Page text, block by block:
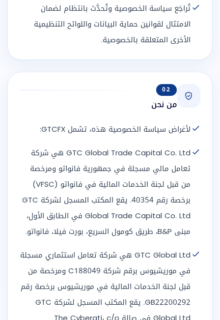
تُراجَع سياسة الخصوصية وتُحدَّث بانتظام لضمان
الامتثال لقوانين حماية البيانات واللوائح التنظيمية
الأخرى المتعلقة بالخصوصية.
02
من نحن
لأغراض سياسة الخصوصية هذه، تشمل GTCFX:
GTC Global Trade Capital Co. Ltd هي شركة
تعامل مالي مسجلة في جمهورية فانواتو ومرخصة
من قبل لجنة الخدمات المالية في فانواتو (VFSC)
برخصة رقم 40354. يقع المكتب المسجل لشركة GTC
Global Trade Capital Co. Ltd في الطابق الأول،
مبنى B&P، طريق كومول السريع، بورت فيلا، فانواتو.
GTC Global Ltd هي شركة تعامل استثماري مسجلة
في موريشيوس برقم شركة C188049 ومرخصة من
قبل لجنة الخدمات المالية في موريشيوس برخصة رقم
GB22200292. يقع المكتب المسجل لشركة GTC